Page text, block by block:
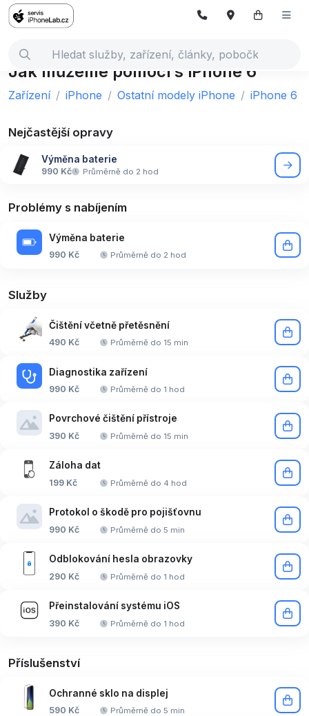
Jak můžeme pomoci s iPhone 6
Zařízení iPhone Ostatní modely iPhone iPhone 6
Nejčastější opravy
Výměna baterie
990 Kč Průměrně do 2 hod
Problémy s nabíjením
Výměna baterie
990 Kč Průměrně do 2 hod
Služby
Čištění včetně přetěsnění
490 Kč Průměrně do 15 min
Diagnostika zařízení
990 Kč Průměrně do 1 hod
Povrchové čištění přístroje
390 Kč Průměrně do 15 min
Záloha dat
199 Kč Průměrně do 4 hod
Protokol o škodě pro pojišťovnu
990 Kč Průměrně do 5 min
Odblokování hesla obrazovky
290 Kč Průměrně do 1 hod
Přeinstalování systému iOS
390 Kč Průměrně do 1 hod
Příslušenství
Ochranné sklo na displej
590 Kč Průměrně do 5 min